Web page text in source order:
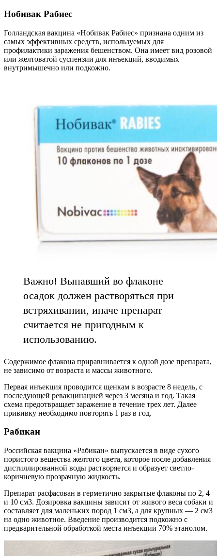
Нобивак Рабиес
Голландская вакцина «Нобивак Рабиес» признана одним из
самых эффективных средств, используемых для
профилактики заражения бешенством. Она имеет вид розовой
или желтоватой суспензии для инъекций, вводимых
внутримышечно или подкожно.
Важно! Выпавший во флаконе
осадок должен растворяться при
встряхивании, иначе препарат
считается не пригодным к
использованию.
Содержимое флакона приравнивается к одной дозе препарата,
не зависимо от возраста и массы животного.
Первая инъекция проводится щенкам в возрасте 8 недель, с
последующей ревакцинацией через 3 месяца и год. Такая
схема предотвращает заражение в течение трех лет. Далее
прививку необходимо повторять 1 раз в год.
Рабикан
Российская вакцина «Рабикан» выпускается в виде сухого
пористого вещества желтого цвета, которое после добавления
дистиллированной воды растворяется и образует светло-
коричневую прозрачную жидкость.
Препарат расфасован в герметично закрытые флаконы по 2, 4
и 10 см3. Дозировка вакцины зависит от живого веса собаки и
составляет для маленьких пород 1 см3, а для крупных — 2 см3
на одно животное. Введение производится подкожно с
предварительной обработкой места инъекции 70% этанолом.